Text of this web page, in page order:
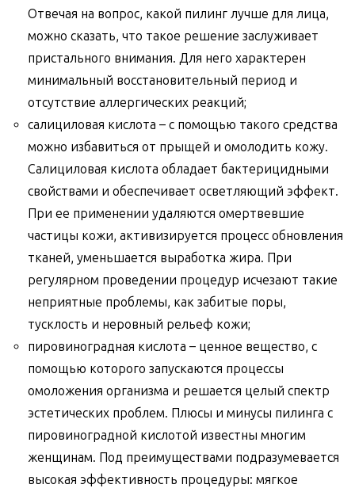
Отвечая на вопрос, какой пилинг лучше для лица,
можно сказать, что такое решение заслуживает
пристального внимания. Для него характерен
минимальный восстановительный период и
отсутствие аллергических реакций;
салициловая кислота – с помощью такого средства
можно избавиться от прыщей и омолодить кожу.
Салициловая кислота обладает бактерицидными
свойствами и обеспечивает осветляющий эффект.
При ее применении удаляются омертвевшие
частицы кожи, активизируется процесс обновления
тканей, уменьшается выработка жира. При
регулярном проведении процедур исчезают такие
неприятные проблемы, как забитые поры,
тусклость и неровный рельеф кожи;
пировиноградная кислота – ценное вещество, с
помощью которого запускаются процессы
омоложения организма и решается целый спектр
эстетических проблем. Плюсы и минусы пилинга с
пировиноградной кислотой известны многим
женщинам. Под преимуществами подразумевается
высокая эффективность процедуры: мягкое